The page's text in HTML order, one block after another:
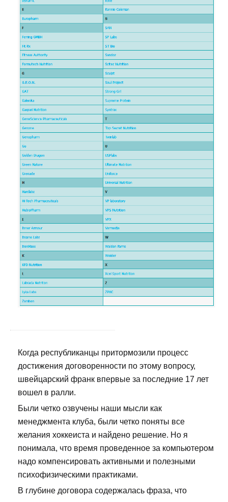
Когда республиканцы притормозили процесс
достижения договоренности по этому вопросу,
швейцарский франк впервые за последние 17 лет
вошел в ралли.
Были четко озвучены наши мысли как
менеджмента клуба, были четко поняты все
желания хоккеиста и найдено решение. Но я
понимала, что время проведенное за компьютером
надо компенсировать активными и полезными
психофизическими практиками.
В глубине договора содержалась фраза, что